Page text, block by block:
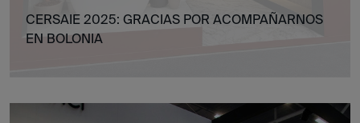
CERSAIE 2025: GRACIAS POR ACOMPAÑARNOS
EN BOLONIA